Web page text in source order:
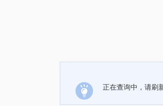
正在查询中，请刷